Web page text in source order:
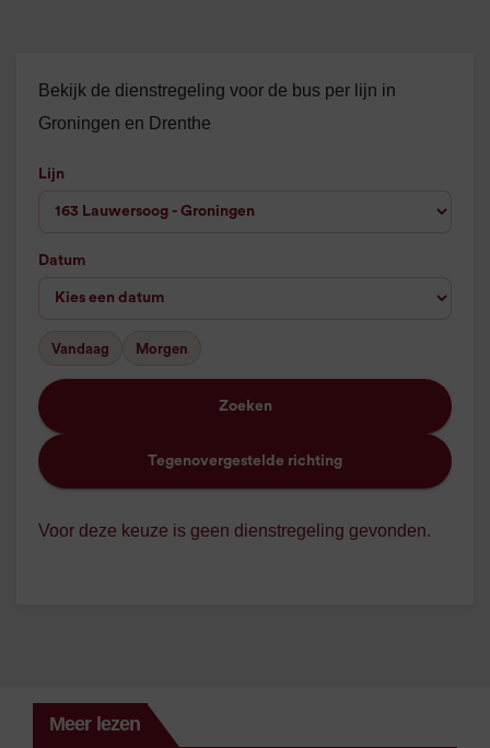
Bekijk de dienstregeling voor de bus per lijn in
Groningen en Drenthe
Lijn
Datum
Vandaag Morgen
Zoeken
Tegenovergestelde richting
Voor deze keuze is geen dienstregeling gevonden.
Meer lezen